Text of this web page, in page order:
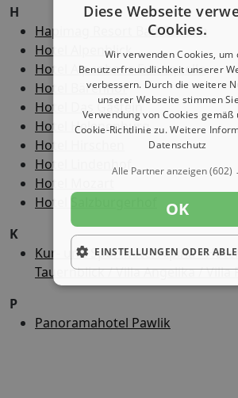
H
Hapimag Resort Bad Gastein
Hotel Alpenblick
Hotel Alpenhaus Evianquelle
Hotel Bärenhof
Hotel Das Gastein
Hotel Helenenburg
Hotel Hirschen
Hotel Lindenhof
Hotel Mozart
Hotel Salzburgerhof
K
Kur- und Sporthotel Alpina -
Tauernblick / Villa Angelika / Villa
P
Panoramahotel Pawlik
Diese Webseite
Cookies.
Wir verwenden Cookies, um
Benutzerfreundlichkeit unserer
verbessern. Durch die weitere
unserer Webseite stimmen
Verwendung von Cookies gemäß
Cookie-Richtlinie zu.Weitere
Datenschutz
Alle Partner anzeigen(602)
OK
EINSTELLUNGEN ODER